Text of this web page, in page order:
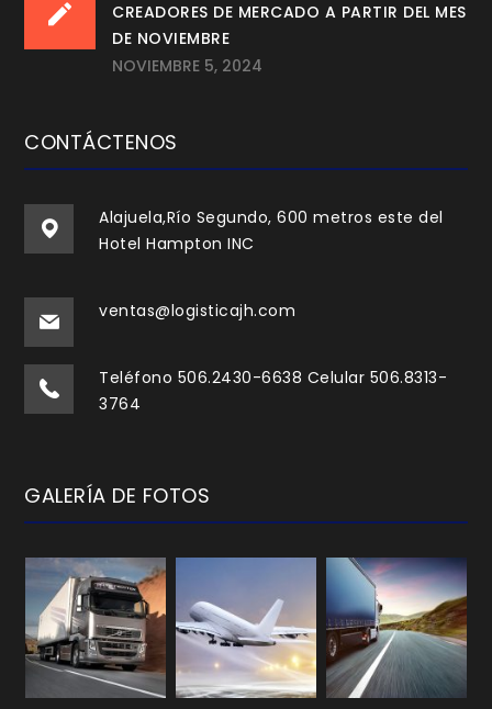
CREADORES DE MERCADO A PARTIR DEL MES
DE NOVIEMBRE
NOVIEMBRE 5, 2024
CONTÁCTENOS
Alajuela,Río Segundo, 600 metros este del
Hotel Hampton INC
ventas@logisticajh.com
Teléfono 506.2430-6638 Celular 506.8313-
3764
GALERÍA DE FOTOS